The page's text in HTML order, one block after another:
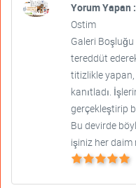
Yorum Yapan :
Ostim
Galeri
tereddüt
titizlikle
kanıtladı.
gerçekleştirip
Bu devirde
işiniz her daim